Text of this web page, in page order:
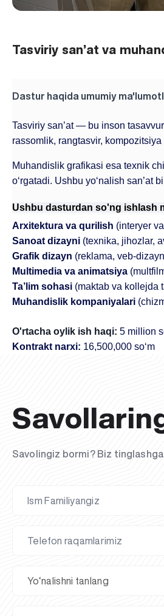
Tasviriy san’at va
Dastur haqida umumiy
Tasviriy san’at — bu inson
rassomlik, rangtasvir,
Muhandislik grafikasi esa texnik
o‘rgatadi. Ushbu yo‘nalish san’at
Ushbu dasturdan so'ng ishlash
Arxitektura va qurilish (interyer
Sanoat dizayni (texnika, jihozlar,
Grafik dizayn (reklama, veb-
Multimedia va animatsiya
Ta’lim sohasi (maktab va kollejda
Muhandislik kompaniyalari
O'rtacha oylik ish haqi: 5 million
Kontrakt narxi: 16,500,000 so‘m
Savolingiz bormi? Biz